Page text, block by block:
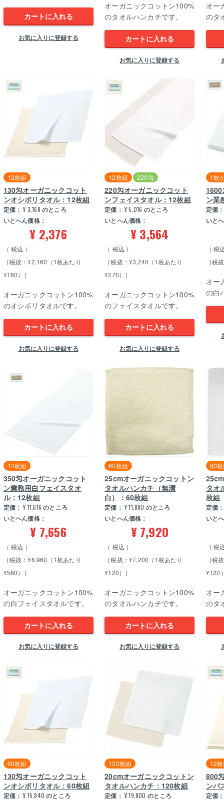
カートに入れる
お気に入りに登録する
オーガニックコットン100%
のタオルハンカチです。
カートに入れる
お気に入りに登録する
オー
のタ
12枚組
130匁オーガニックコット
ンオシボリタオル：12枚組
定価： ¥ 3,168 のところ
いとへん価格：
¥ 2,376
税込
［税抜：¥2,160（1枚あたり
¥180）］
オーガニックコットン100%
のオシボリタオルです。
カートに入れる
お気に入りに登録する
12枚組 220匁
220匁オーガニックコット
ンフェイスタオル：12枚組
定価： ¥ 5,016 のところ
いとへん価格：
¥3,564
税込
［税抜：¥3,240（1枚あたり
¥270）］
オーガニックコットン100%
のフェイスタオルです。
カートに入れる
お気に入りに登録する
1枚
ン業
定価：
いと
税
［税
オー
の白
12枚組
350匁オーガニックコット
ン業務用白フェイスタオ
ル：12枚組
定価： ¥ 11,616 のところ
いとへん価格：
¥ 7,656
税込
［税抜：¥6,960（1枚あたり
¥580）］
オーガニックコットン100%
の白フェイスタオルです。
カートに入れる
お気に入りに登録する
60枚組
25cmオーガニックコットン
タオルハンカチ（無漂
白）：60枚組
定価： ¥ 11,880 のところ
いとへん価格：
¥ 7,920
税込
［税抜：¥7,200（1枚あたり
¥120）］
オーガニックコットン100%
のタオルハンカチです。
カートに入れる
お気に入りに登録する
60
タオ
枚組
定価：
いと
税
［税
¥120
オー
のタ
60枚組
130匁オーガニックコット
ンオシボリタオル：60枚組
定価： ¥ 15,840 のところ
120枚組
20cmオーガニックコットン
タオルハンカチ：120枚組
定価： ¥ 19,800 のところ
12
800
ンバ
定価：